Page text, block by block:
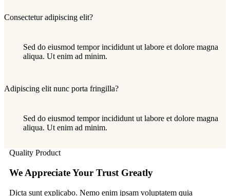
Consectetur adipiscing elit?
Sed do eiusmod tempor incididunt ut labore et dolore magna
aliqua. Ut enim ad minim.
Adipiscing elit nunc porta fringilla?
Sed do eiusmod tempor incididunt ut labore et dolore magna
aliqua. Ut enim ad minim.
Quality Product
We Appreciate Your Trust Greatly
Dicta sunt explicabo. Nemo enim ipsam voluptatem quia